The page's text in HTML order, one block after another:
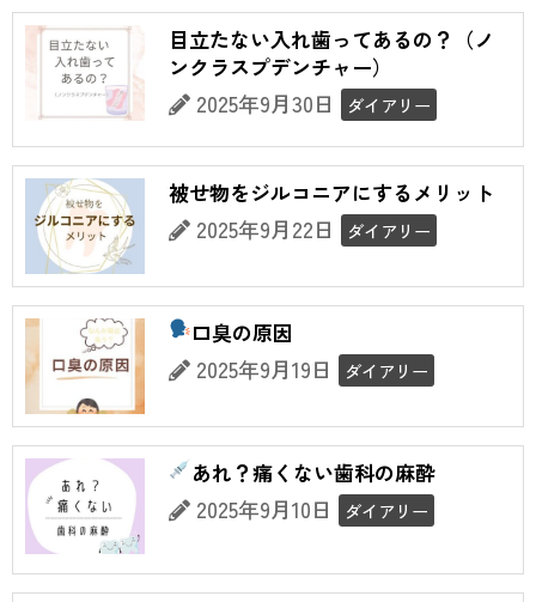
目立たない入れ歯ってあるの？（ノ
ンクラスプデンチャー）
2025年9月30日 ダイアリー
被せ物をジルコニアにするメリット
2025年9月22日 ダイアリー
口臭の原因
2025年9月19日 ダイアリー
あれ？痛くない歯科の麻酔
2025年9月10日 ダイアリー